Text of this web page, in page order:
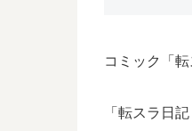
コミック「
「転スラ日